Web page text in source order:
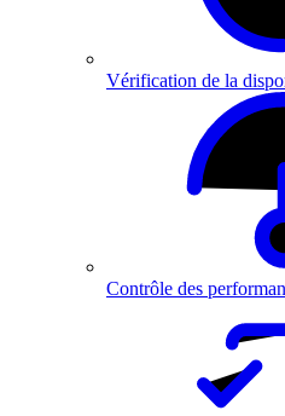
Vérification de la
Contrôle des